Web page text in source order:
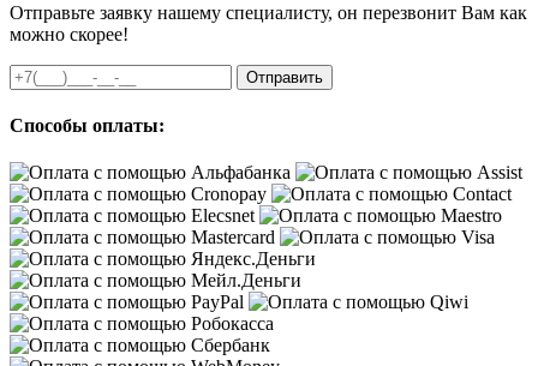
Отправьте заявку нашему специалисту, он перезвонит Вам как
можно скорее!
Отправить
Способы оплаты: